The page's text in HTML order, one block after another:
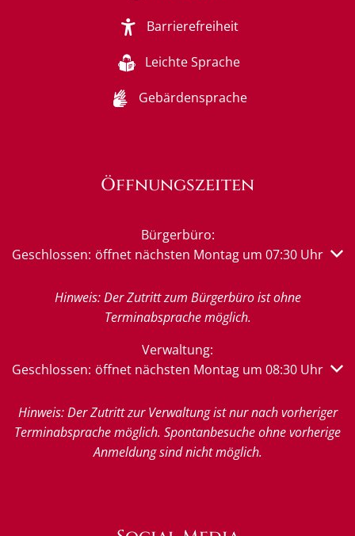
Barrierefreiheit
Leichte Sprache
Gebärdensprache
Öffnungszeiten
Bürgerbüro:
Klicken, um weitere Öffnungs- oder Schließzeiten
Geschlossen: öffnet nächsten Montag um 07:30 Uhr
Hinweis: Der Zutritt zum Bürgerbüro ist ohne
Terminabsprache möglich.
Verwaltung:
Klicken, um weitere Öffnungs- oder Schließzeiten
Geschlossen: öffnet nächsten Montag um 08:30 Uhr
Hinweis: Der Zutritt zur Verwaltung ist nur nach vorheriger
Terminabsprache möglich. Spontanbesuche ohne vorherige
Anmeldung sind nicht möglich.